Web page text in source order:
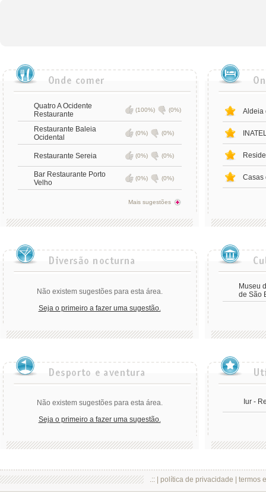
Quatro A Ocidente
Restaurante
(100%) (0%)
Restaurante Baleia
Ocidental
(0%) (0%)
Restaurante Sereia (0%) (0%)
Bar Restaurante Porto
Velho
(0%) (0%)
Mais sugestões
Aldeia
Casas
Não existem sugestões para esta área.
Seja o primeiro a fazer uma sugestão.
Museu
de São
Não existem sugestões para esta área.
Seja o primeiro a fazer uma sugestão.
Iur -
.:: | política de privacidade termos